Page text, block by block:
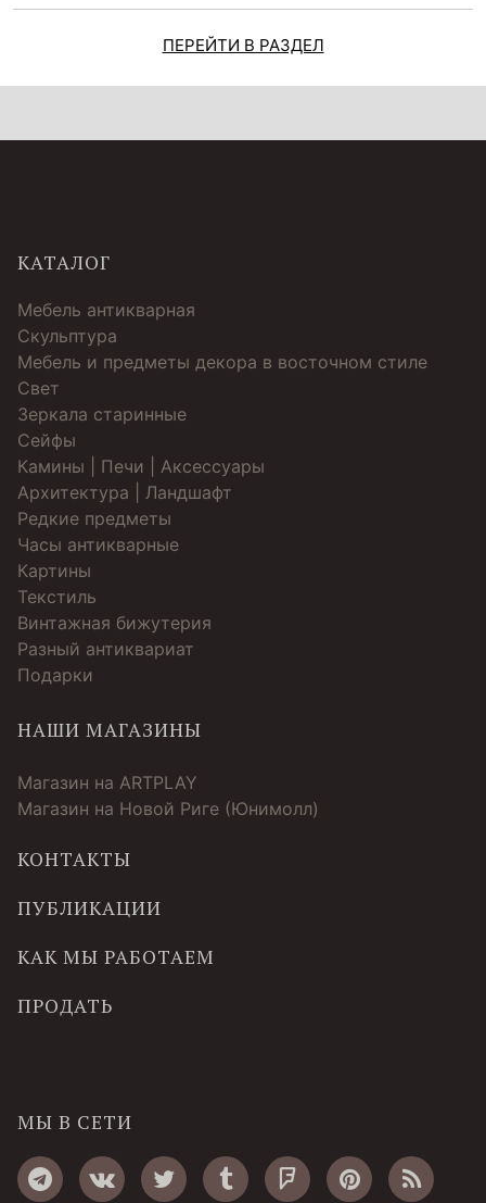
ПЕРЕЙТИ В РАЗДЕЛ
КАТАЛОГ
Мебель антикварная
Скульптура
Мебель и предметы декора в восточном стиле
Свет
Зеркала старинные
Cейфы
Камины | Печи | Аксессуары
Архитектура | Ландшафт
Редкие предметы
Часы антикварные
Картины
Текстиль
Винтажная бижутерия
Разный антиквариат
Подарки
НАШИ МАГАЗИНЫ
Магазин на ARTPLAY
Магазин на Новой Риге (Юнимолл)
КОНТАКТЫ
ПУБЛИКАЦИИ
КАК МЫ РАБОТАЕМ
ПРОДАТЬ
МЫ В СЕТИ